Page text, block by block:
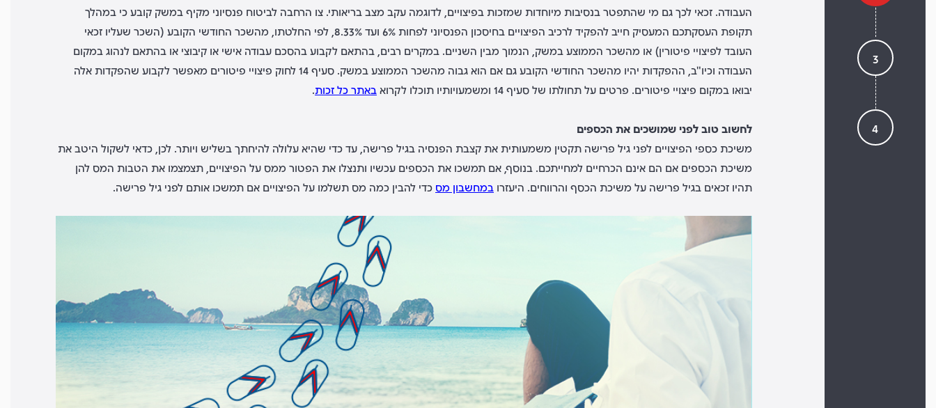
3
4
העבודה. זכאי לכך גם מי שהתפטר בנסיבות מיוחדות שמזכות בפיצויים, לדוגמה עקב מצב בריאותי. צו הרחבה לביטוח פנסיוני מקיף במשק קובע כי במהלך
תקופת העסקתכם המעסיק חייב להפקיד לרכיב הפיצויים בחיסכון הפנסיוני לפחות 6% ועד 8.33%, לפי החלטתו, מהשכר החודשי הקובע (השכר שעליו זכאי
העובד לפיצויי פיטורין) או מהשכר הממוצע במשק, הנמוך מבין השניים. במקרים רבים, בהתאם לקבוע בהסכם עבודה אישי או קיבוצי או בהתאם לנהוג במקום
העבודה וכיו"ב, ההפקדות יהיו מהשכר החודשי הקובע גם אם הוא גבוה מהשכר הממוצע במשק.
סעיף 14 לחוק פיצויי פיטורים מאפשר לקבוע שהפקדות אלה
יבואו במקום פיצויי פיטורים. פרטים על תחולתו של סעיף 14 ומשמעויותיו תוכלו לקרוא
באתר כל זכות.
לחשוב טוב לפני שמושכים את הכספים
משיכת כספי הפיצויים לפני גיל פרישה תקטין משמעותית את קצבת הפנסיה בגיל פרישה, עד כדי שהיא עלולה להיחתך בשליש ויותר. לכן, כדאי לשקול היטב את
משיכת הכספים אם הם אינם הכרחיים למחייתכם. בנוסף, אם תמשכו את הכספים עכשיו ותנצלו את הפטור ממס על הפיצויים, תצמצמו את הטבות המס להן
תהיו זכאים בגיל פרישה על משיכת הכסף והרווחים. היעזרו במחשבון מס כדי להבין כמה מס תשלמו על הפיצויים אם תמשכו אותם לפני גיל פרישה.